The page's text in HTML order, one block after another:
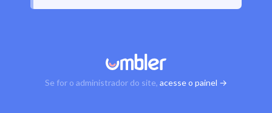
Se for o administrador do site, acesse o painel →